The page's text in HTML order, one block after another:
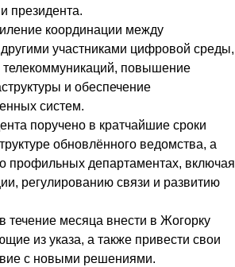
президента.
координации между
участниками цифровой среды,
телекоммуникаций, повышение
и обеспечение
систем.
поручено в кратчайшие сроки
обновлённого ведомства, а
профильных департаментах, включая
регулированию связи и развитию
течение месяца внести в Жогорку
из указа, а также привести свои
с новыми решениями.